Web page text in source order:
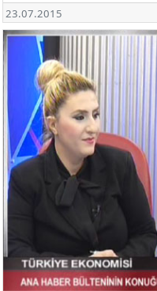
23.07.2015